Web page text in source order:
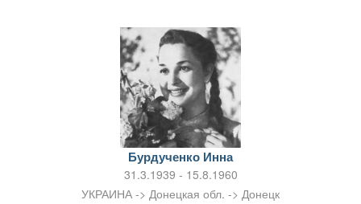
Бурдученко Инна
31.3.1939 - 15.8.1960
УКРАИНА -> Донецкая обл. -> Донецк